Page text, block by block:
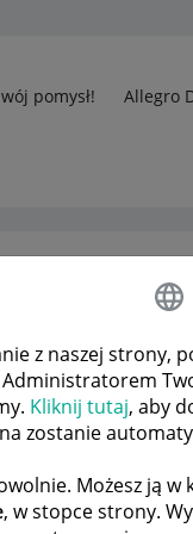
z naszej strony,
Kliknij tutaj, aby
zostanie
Możesz ją w
, w stopce strony.
pomysł! Allegro
danych